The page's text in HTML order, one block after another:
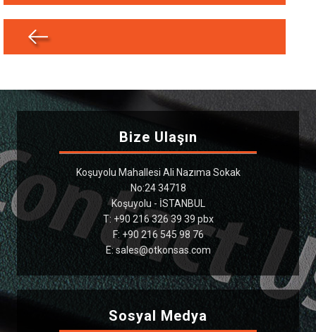
Bize Ulaşın
Koşuyolu Mahallesi Ali Nazıma Sokak
No:24 34718
Koşuyolu - İSTANBUL
T: +90 216 326 39 39 pbx
F: +90 216 545 98 76
E: sales@otkonsas.com
Sosyal Medya